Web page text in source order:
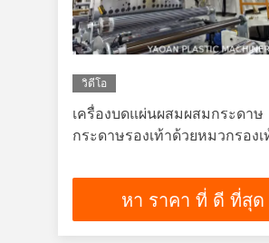
วิดีโอ
เครื่องบดแผ่นผสมผสมกระดาษ
กระดาษรองเท้าด้วยหมวกรองเ
หา ราคา ที่ ดี ที่สุด